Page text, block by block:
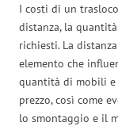
I costi di un
distanza, la
richiesti. La
elemento che
quantità di mobili e
prezzo, così come
lo smontaggio e il